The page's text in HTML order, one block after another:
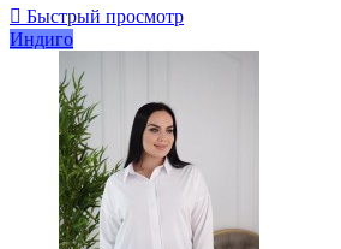
 Быстрый просмотр
Индиго